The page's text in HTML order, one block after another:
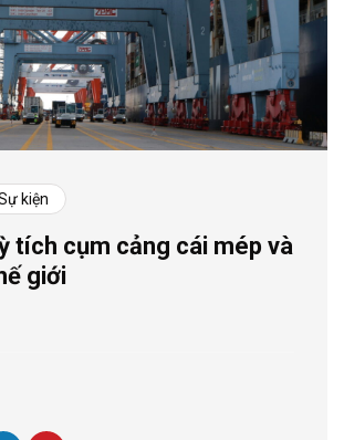
kiện
tích cụm cảng cái mép và
giới